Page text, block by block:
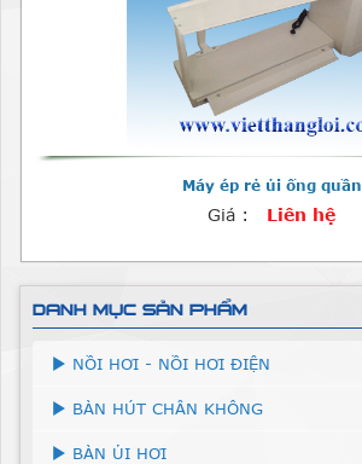
Máy ép rẻ ủi ống quần
Giá : Liên hệ
DANH MỤC SẢN PHẨM
NỒI HƠI - NỒI HƠI ĐIỆN
BÀN HÚT CHÂN KHÔNG
BÀN ỦI HƠI